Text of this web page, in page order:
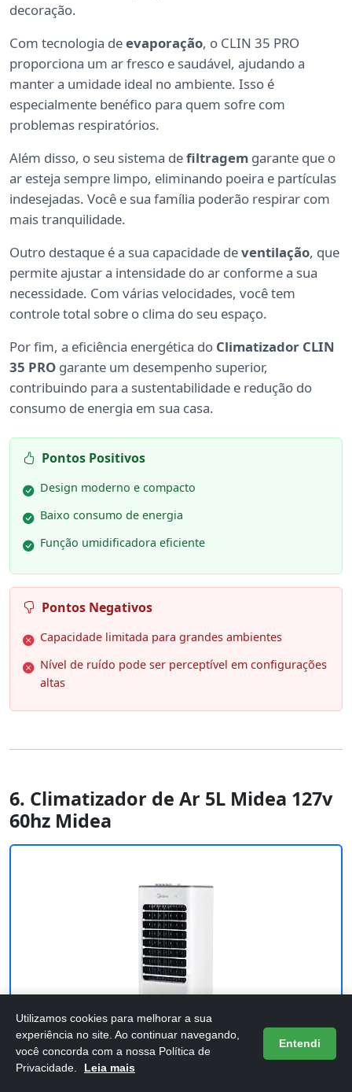
decoração.
Com tecnologia deevaporação, o CLIN 35 PRO
proporciona um ar fresco e saudável, ajudando a
manter a umidade ideal no ambiente. Isso é
especialmente benéfico para quem sofre com
problemas respiratórios.
Além disso, o seu sistema defiltragem garante que o
ar esteja sempre limpo, eliminando poeira e partículas
indesejadas. Você e sua família poderão respirar com
mais tranquilidade.
Outro destaque é a sua capacidade deventilação, que
permite ajustar a intensidade do ar conforme a sua
necessidade. Com várias velocidades, você tem
controle total sobre o clima do seu espaço.
Por fim, a eficiência energética do Climatizador CLIN
35 PRO garante um desempenho superior,
contribuindo para a sustentabilidade e redução do
consumo de energia em sua casa.
Pontos Positivos
Design moderno e compacto
Baixo consumo de energia
Função umidificadora eficiente
Pontos Negativos
Capacidade limitada para grandes ambientes
Nível de ruído pode ser perceptível em configurações
altas
6. Climatizador de Ar 5L Midea 127v
60hz Midea
Utilizamos cookies para melhorar a sua
experiência no site. Ao continuar navegando,
você concorda com a nossa Política de
Privacidade.
Leia mais
Entendi